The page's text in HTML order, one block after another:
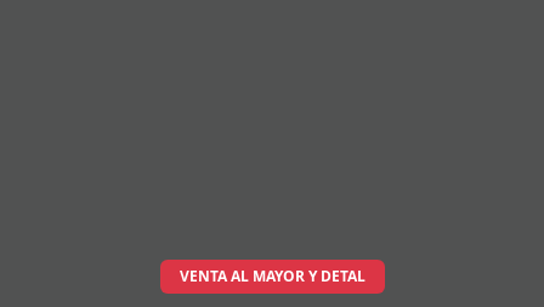
VENTA AL MAYOR Y DETAL